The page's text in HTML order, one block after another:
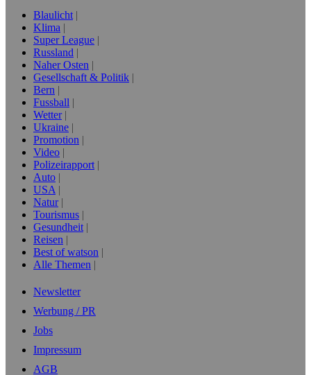
Blaulicht
Klima
Super League
Russland
Naher Osten
Gesellschaft & Politik
Bern
Fussball
Wetter
Ukraine
Promotion
Video
Polizeirapport
Auto
USA
Natur
Tourismus
Gesundheit
Reisen
Best of watson
Alle Themen
Newsletter
Werbung / PR
Jobs
Impressum
AGB